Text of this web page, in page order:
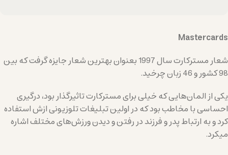
Mastercards
شعار مسترکارت سال 1997 بعنوان بهترین شعار جایزه گرفت که بین
98 کشور و 46 زبان چرخید.
یکی از المان‌هایی که خیلی برای مسترکارت تاثیرگذار بود، درگیری
احساسی با مخاطب بود که در اولین تبلیغات تلوزیونی ازش استفاده
کرد و به ارتباط پدر و فرزند در رفتن و دیدن ورزش‌های مختلف اشاره
میکرد.